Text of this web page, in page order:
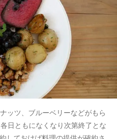
ッツ、ブルーベリーなどがもら
日ともになくなり次第終了とな